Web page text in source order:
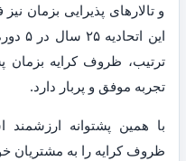
و تالارهای پذیرایی بزمان
این
ترتیب، ظروف کرایه بزمان
تجربه موفق و پربار دارد.
با همین پشتوانه
ظروف کرایه را به مشتریان